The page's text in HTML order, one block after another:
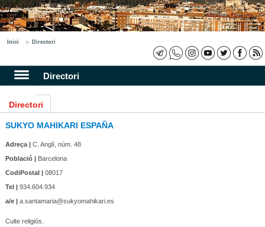
Inici Directori
Directori
Directori
SUKYO MAHIKARI ESPAÑA
Adreça |C. Anglí, núm. 48
Població |Barcelona
CodiPostal |08017
Tel |934.604.934
a/e |a.santamaria@sukyomahikari.es
Culte religiós.